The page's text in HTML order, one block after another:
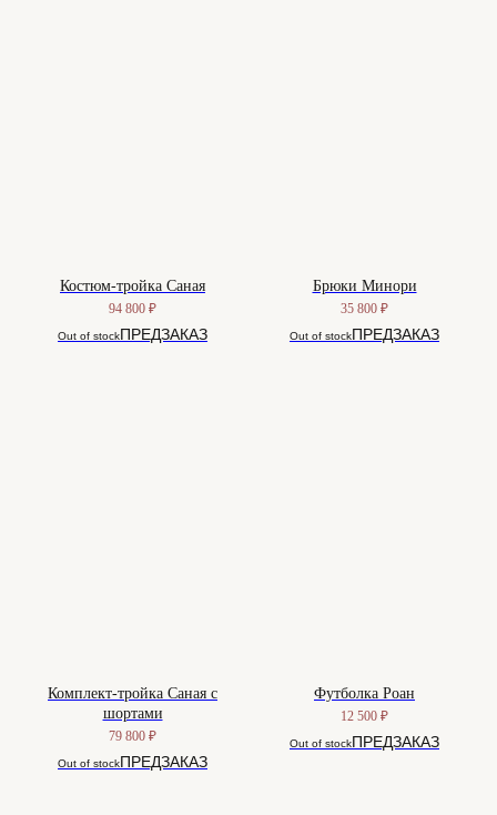
Костюм-тройка Саная
94 800 ₽
Out of stock
Брюки Минори
35 800 ₽
Out of stock
Комплект-тройка Саная с
шортами
79 800 ₽
Out of stock
Футболка Роан
12 500 ₽
Out of stock